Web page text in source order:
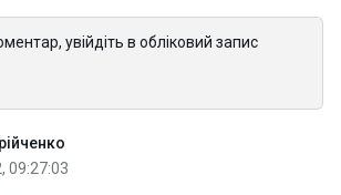
увійдіть в обліковий запис
09:27:03